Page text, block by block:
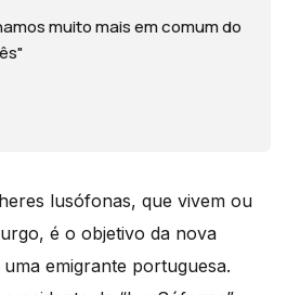
muito mais em comum do
lusófonas, que vivem ou
é o objetivo da nova
emigrante portuguesa.